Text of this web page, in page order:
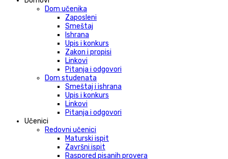
Dom učenika
Zaposleni
Smeštaj
Ishrana
Upis i konkurs
Zakon i propisi
Linkovi
Pitanja i odgovori
Dom studenata
Smeštaj i ishrana
Upis i konkurs
Linkovi
Pitanja i odgovori
Učenici
Redovni učenici
Maturski ispit
Završni ispit
Raspored pisanih provera